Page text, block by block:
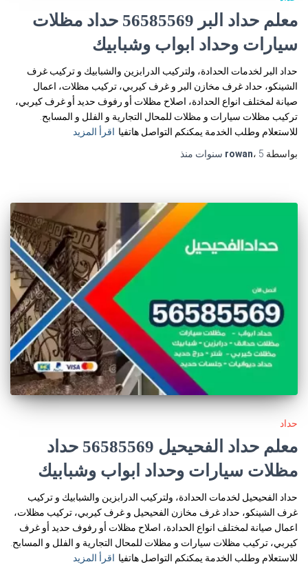
معلم حداد البر 56585569 حداد مظلات
سيارات وحداد ابواب وشبابيك
حداد البر لخدمات الحدادة، ولتركيب الدرابزين والشبابيك و تركيب غرف
الشينكو، حداد غرف مخازن البر و غرف كيربي، تركيب مظلات، اعمال
صيانة لمختلف انواع الحدادة، اصلاح مظلات أو رفوف حديد أو غرف كيربي،
تركيب مظلات سيارات و مظلات للمحال التجارية و الفلل و المسابح.
للاستعلام وطلب الخدمة يمكنكم التواصل هاتفيا اقرأ المزيد
بواسطة
rowan، 5 سنوات منذ
حداد
معلم حداد الفحيحيل 56585569 حداد
مظلات سيارات وحداد ابواب وشبابيك
حداد الفحيحيل لخدمات الحدادة، ولتركيب الدرابزين والشبابيك و تركيب
غرف الشينكو، حداد غرف مخازن الفحيحيل و غرف كيربي، تركيب مظلات،
اعمال صيانة لمختلف انواع الحدادة، اصلاح مظلات أو رفوف حديد أو غرف
كيربي، تركيب مظلات سيارات و مظلات للمحال التجارية و الفلل و المسابح.
للاستعلام وطلب الخدمة يمكنكم التواصل هاتفيا اقرأ المزيد